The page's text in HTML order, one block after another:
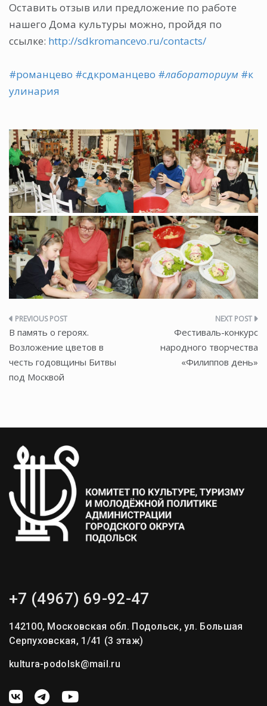
Оставить отзыв или предложение по работе
нашего Дома культуры можно, пройдя по
ссылке: http://sdkromancevo.ru/contacts/
#романцево #сдкроманцево #лабораториум #к
улинария
Навигация
по
записям
В память о героях.
Возложение цветов в
честь годовщины Битвы
под Москвой
Фестиваль-конкурс
народного творчества
«Филиппов день»
+7 (4967) 69-92-47
142100, Московская обл. Подольск, ул. Большая
Серпуховская, 1/41 (3 этаж)
kultura-podolsk@mail.ru